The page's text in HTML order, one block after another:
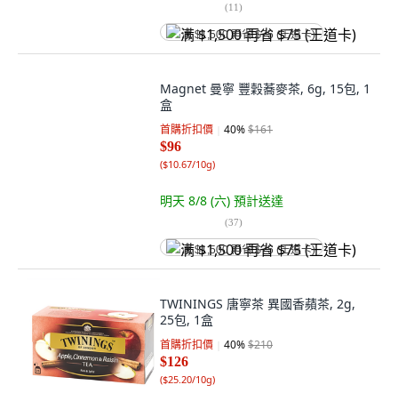
(11)
满 $1,500 再省 $75 (王道卡)
Magnet 曼寧 豐穀蕎麥茶, 6g, 15包, 1
盒
首購折扣價 40%$161
$96
($10.67/10g)
明天 8/8 (六) 預計送達
(37)
满 $1,500 再省 $75 (王道卡)
TWININGS 唐寧茶 異國香蘋茶, 2g,
25包, 1盒
首購折扣價 40%$210
$126
($25.20/10g)